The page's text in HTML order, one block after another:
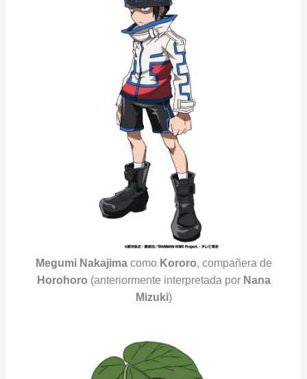
Megumi Nakajimacomo Kororo, compañera de
Horohoro (anteriormente interpretada por Nana
Mizuki)